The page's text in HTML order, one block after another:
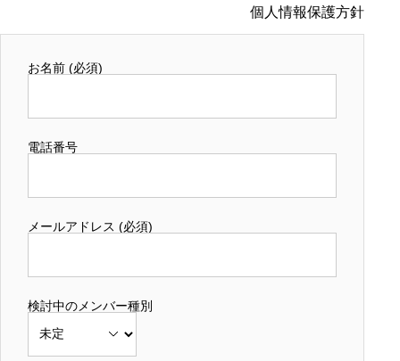
個人情報保護方針
お名前 (必須)
電話番号
メールアドレス (必須)
検討中のメンバー種別